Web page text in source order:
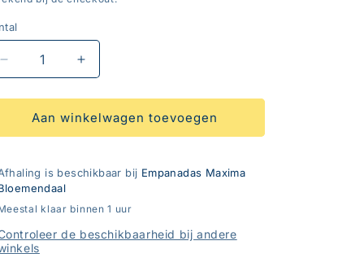
Aantal
verlagen
voor
Vacio
&amp;
-
Special-
Aantal
verhogen
voor
Vacio
&amp;
-
Aan winkelwagen toevoegen
is beschikbaar bij Empanadas Maxima
klaar binnen 1 uur
de beschikbaarheid bij andere